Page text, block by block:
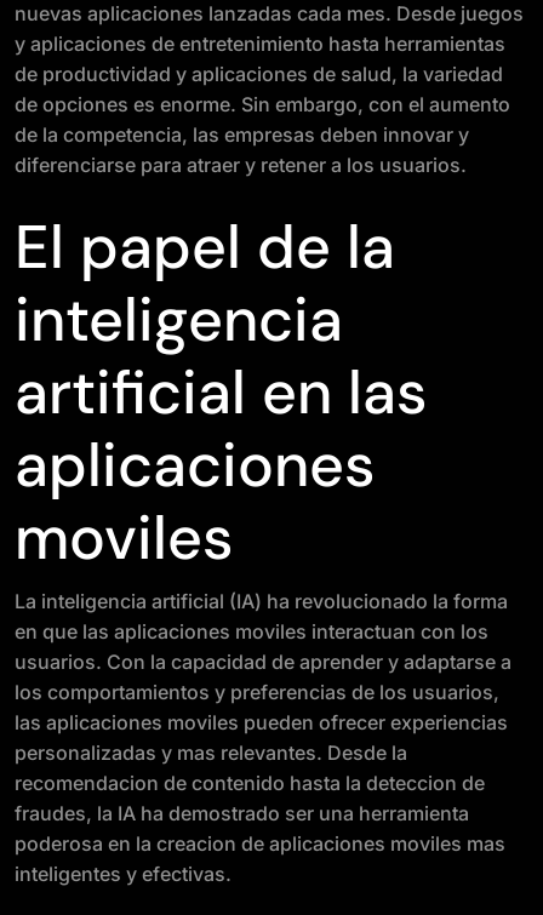
nuevas aplicaciones lanzadas cada mes. Desde juegos
y aplicaciones de entretenimiento hasta herramientas
de productividad y aplicaciones de salud, la variedad
de opciones es enorme. Sin embargo, con el aumento
de la competencia, las empresas deben innovar y
diferenciarse para atraer y retener a los usuarios.
El papel de la
inteligencia
artificial en las
aplicaciones
moviles
La inteligencia artificial (IA) ha revolucionado la forma
en que las aplicaciones moviles interactuan con los
usuarios. Con la capacidad de aprender y adaptarse a
los comportamientos y preferencias de los usuarios,
las aplicaciones moviles pueden ofrecer experiencias
personalizadas y mas relevantes. Desde la
recomendacion de contenido hasta la deteccion de
fraudes, la IA ha demostrado ser una herramienta
poderosa en la creacion de aplicaciones moviles mas
inteligentes y efectivas.